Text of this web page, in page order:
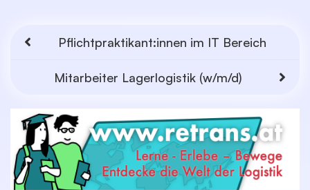
Pflichtpraktikant:innen im IT Bereich
Mitarbeiter Lagerlogistik (w/m/d)